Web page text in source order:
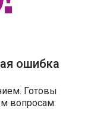
ошибка
Готовы
вопросам: